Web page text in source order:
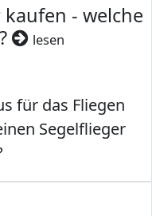
- welche
lesen
für das Fliegen
Segelflieger